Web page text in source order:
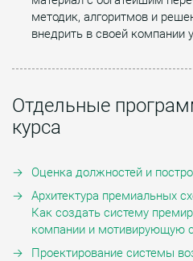
методик, алгоритмов и
внедрить в своей
Отдельные
курса
Оценка должностей и
Архитектура премиальных
Как создать систему
компании и мотивирующую
Проектирование системы